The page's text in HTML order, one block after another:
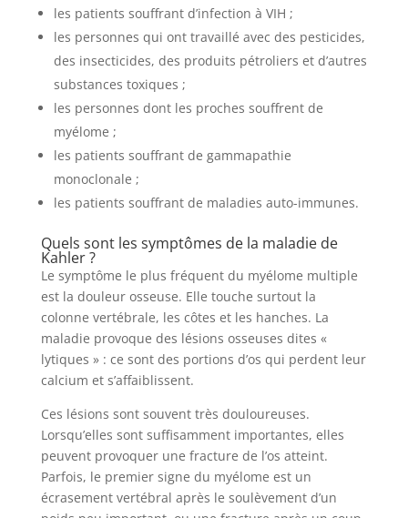
les patients souffrant d’infection à VIH ;
les personnes qui ont travaillé avec des pesticides,
des insecticides, des produits pétroliers et d’autres
substances toxiques ;
les personnes dont les proches souffrent de
myélome ;
les patients souffrant de gammapathie
monoclonale ;
les patients souffrant de maladies auto-immunes.
Quels sont les symptômes de la maladie de
Kahler ?
Le symptôme le plus fréquent du myélome multiple
est la douleur osseuse. Elle touche surtout la
colonne vertébrale, les côtes et les hanches. La
maladie provoque des lésions osseuses dites «
lytiques » : ce sont des portions d’os qui perdent leur
calcium et s’affaiblissent.
Ces lésions sont souvent très douloureuses.
Lorsqu’elles sont suffisamment importantes, elles
peuvent provoquer une fracture de l’os atteint.
Parfois, le premier signe du myélome est un
écrasement vertébral après le soulèvement d’un